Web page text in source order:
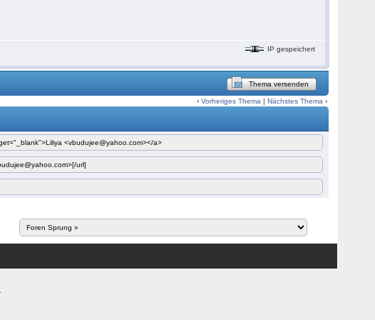
IP gespeichert
Thema versenden
‹Vorheriges Thema |Nächstes Thema ›